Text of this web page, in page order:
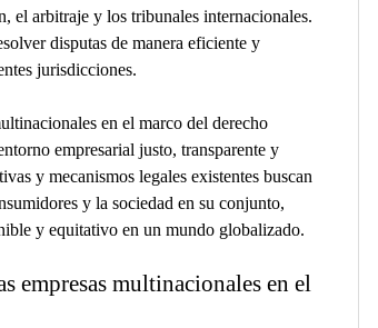
el arbitraje y los tribunales internacionales.
disputas de manera eficiente y
jurisdicciones.
en el marco del derecho
empresarial justo, transparente y
y mecanismos legales existentes buscan
y la sociedad en su conjunto,
y equitativo en un mundo globalizado.
empresas multinacionales en el